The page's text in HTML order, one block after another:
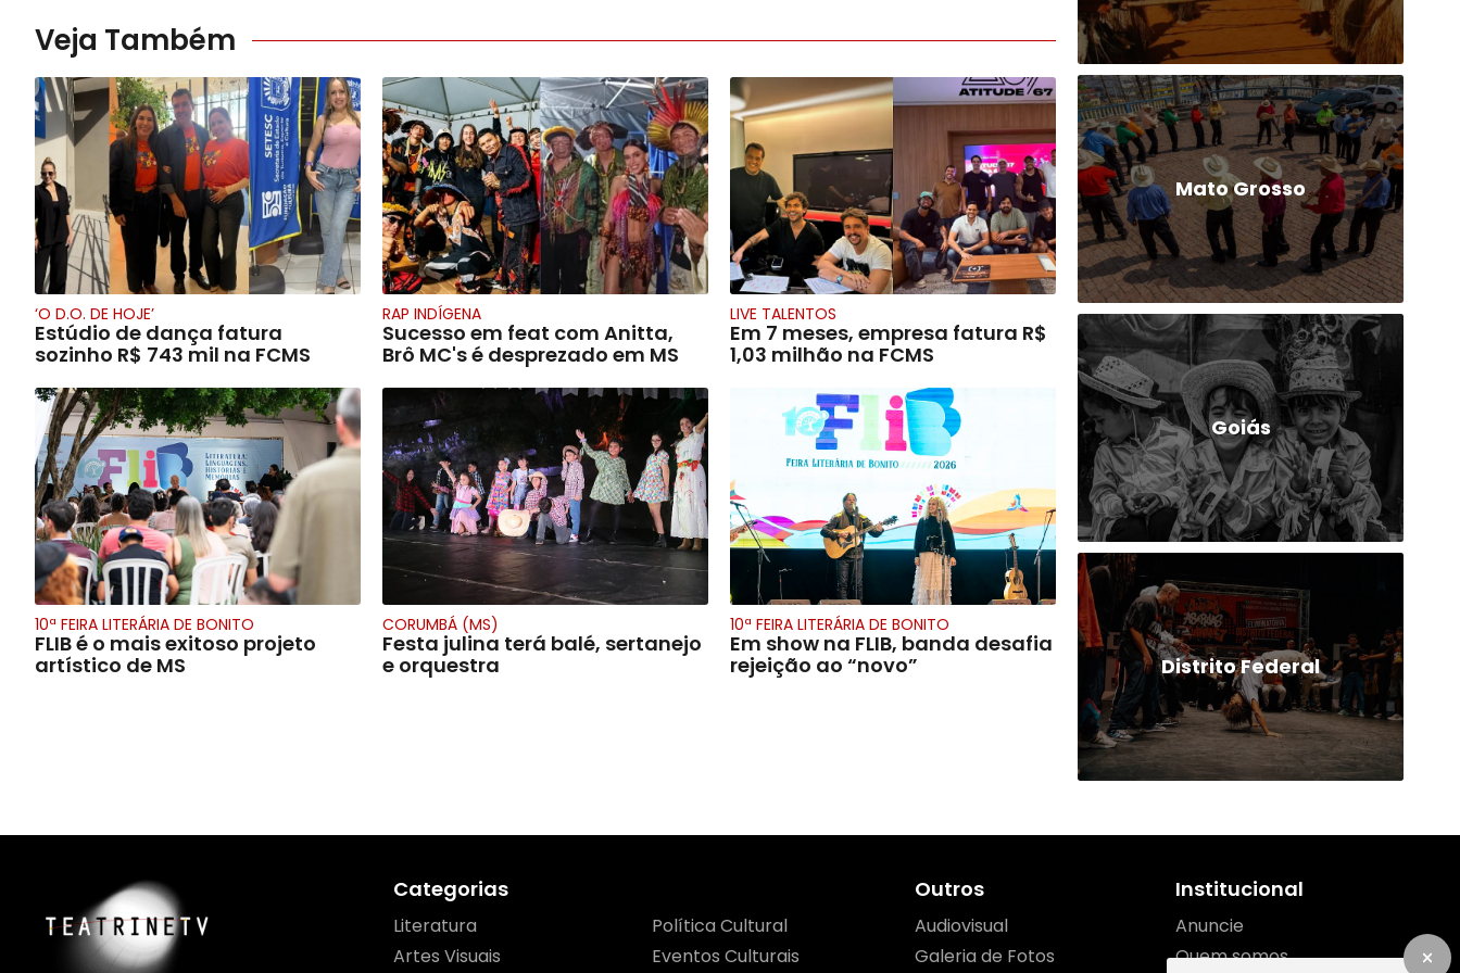
Veja Também
‘O D.O. DE HOJE’
Estúdio de dança fatura
sozinho R$ 743 mil na FCMS
RAP INDÍGENA
Sucesso em feat com Anitta,
Brô MC's é desprezado em MS
LIVE TALENTOS
Em 7 meses, empresa fatura R$
1,03 milhão na FCMS
10ª FEIRA LITERÁRIA DE BONITO
FLIB é o mais exitoso projeto
artístico de MS
CORUMBÁ (MS)
Festa julina terá balé, sertanejo
e orquestra
10ª FEIRA LITERÁRIA DE BONITO
Em show na FLIB, banda desafia
rejeição ao “novo”
Mato Grosso
Goiás
Distrito Federal
Categorias
Literatura
Artes Visuais
Política Cultural
Eventos Culturais
Outros
Audiovisual
Galeria de Fotos
Institucional
Anuncie
Quem somos